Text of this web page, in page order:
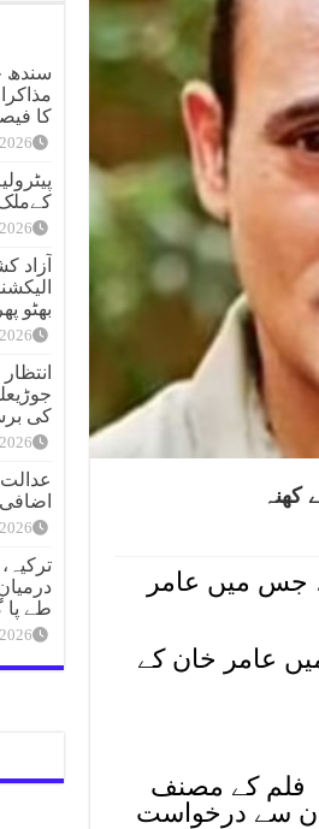
کھنہ
جس میں عامر
عامر خان کے
فلم کے مصنف
خان سے درخواست
سندھ
کا
کےملک
آزاد
بھٹو
کی
طے پا